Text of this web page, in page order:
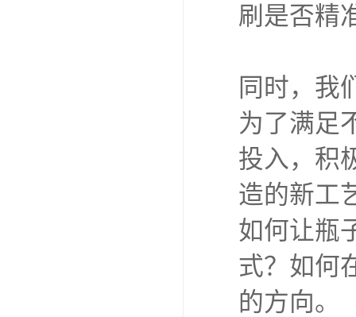
刷是否精
同时，我
为了满足
投入，积
造的新工
如何让瓶
式？如何
的方向。